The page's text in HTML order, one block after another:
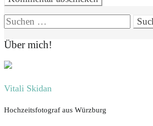
Suchen
nach:
Über mich!
Vitali Skidan
Hochzeitsfotograf aus Würzburg